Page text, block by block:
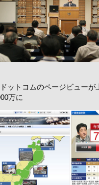
ットコムのページビューが
万に